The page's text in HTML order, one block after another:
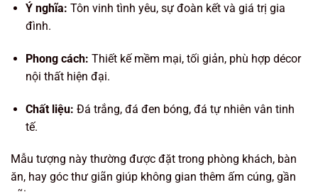
Ý nghĩa: Tôn vinh tình yêu, sự đoàn kết và giá trị gia
đình.
Phong cách: Thiết kế mềm mại, tối giản, phù hợp décor
nội thất hiện đại.
Chất liệu: Đá trắng, đá đen bóng, đá tự nhiên vân tinh
tế.
Mẫu tượng này thường được đặt trong phòng khách, bàn
ăn, hay góc thư giãn giúp không gian thêm ấm cúng, gần